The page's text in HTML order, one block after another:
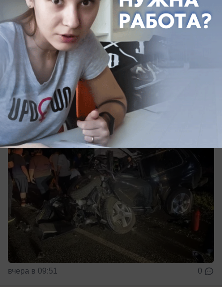
Происшествия
Жуткое ДТП превратило машины в груду
металла и унесло жизни трёх человек на
Кубани
Авария произошла на дороге в Новокубанском
районе
вчера в 09:51 0